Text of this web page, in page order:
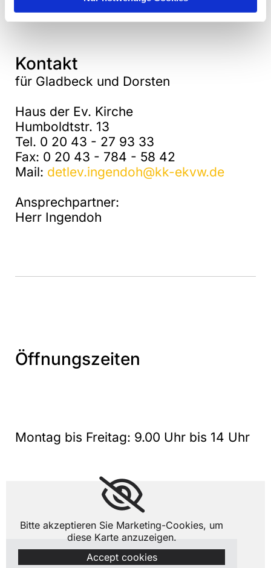
Kontakt
für Gladbeck und Dorsten
Haus der Ev. Kirche
Humboldtstr. 13
Tel. 0 20 43 - 27 93 33
Fax: 0 20 43 - 784 - 58 42
Mail: detlev.ingendoh@kk-ekvw.de
Ansprechpartner:
Herr Ingendoh
Öffnungszeiten
Montag bis Freitag: 9.00 Uhr bis 14 Uhr
Bitte akzeptieren Sie Marketing-Cookies, um
diese Karte anzuzeigen.
Accept cookies